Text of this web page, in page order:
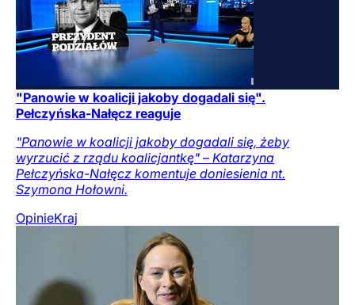
"Panowie w koalicji jakoby dogadali się".
Pełczyńska-Nałęcz reaguje
"Panowie w koalicji jakoby dogadali się, żeby
wyrzucić z rządu koalicjantkę" – Katarzyna
Pełczyńska-Nałęcz komentuje doniesienia nt.
Szymona Hołowni.
OpinieKraj